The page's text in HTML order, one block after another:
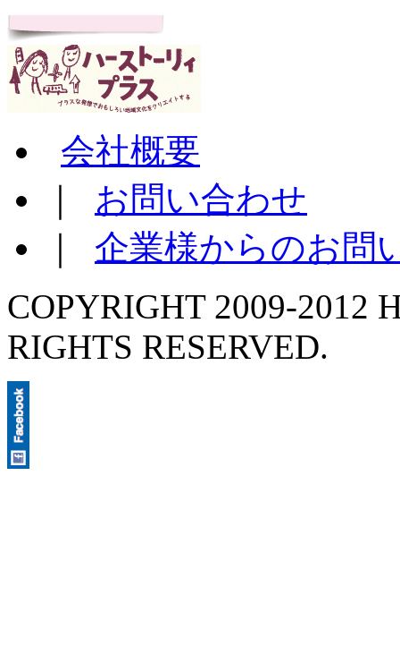
会社概要
お問い合わせ
企業様からのお問
COPYRIGHT 2009-2012
RIGHTS RESERVED.